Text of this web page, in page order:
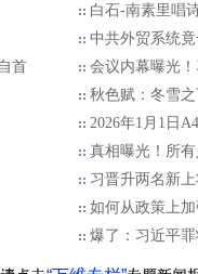
白石-南素里唱
中共外贸系统
首
会议内幕曝光
秋色赋：冬雪
2026年1月1日
真相曝光！所
习晋升两名新
如何从政策上
爆了：习近平